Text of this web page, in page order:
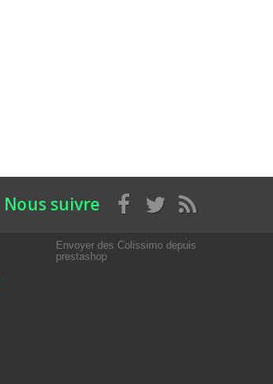
Nous suivre
Envoyer des Colissimo depuis
prestashop